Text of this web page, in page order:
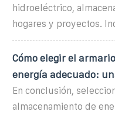
hidroeléctrico,
hogares y proyectos.
Cómo elegir el
energía adecuado:
En conclusión,
almacenamiento de